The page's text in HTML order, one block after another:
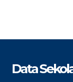
Data